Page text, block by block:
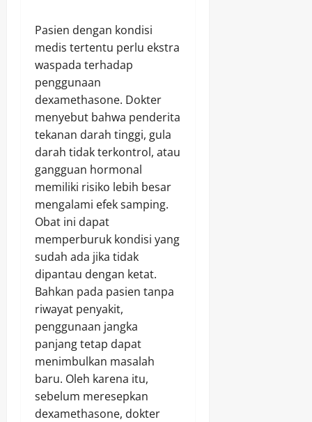
Pasien dengan kondisi
medis tertentu perlu ekstra
waspada terhadap
penggunaan
dexamethasone. Dokter
menyebut bahwa penderita
tekanan darah tinggi, gula
darah tidak terkontrol, atau
gangguan hormonal
memiliki risiko lebih besar
mengalami efek samping.
Obat ini dapat
memperburuk kondisi yang
sudah ada jika tidak
dipantau dengan ketat.
Bahkan pada pasien tanpa
riwayat penyakit,
penggunaan jangka
panjang tetap dapat
menimbulkan masalah
baru. Oleh karena itu,
sebelum meresepkan
dexamethasone, dokter